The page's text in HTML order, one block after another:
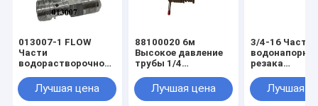
013007-1 FLOW
Части
водорастворочной
60k Усилитель
насос Eagle Pcv
Лучшая цена
88100020 6м
Высокое давление
трубы 1/4
стали труб для KMT
усилителя насос
Лучшая цена
3/4-16 Части
резака
расходные
материалы
Лучшая